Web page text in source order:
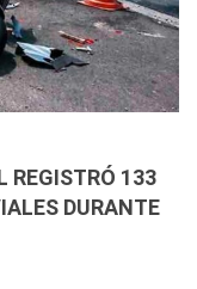
REGISTRÓ 133
DURANTE